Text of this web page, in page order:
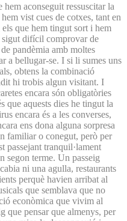
aconseguit ressuscitar la
vist cues de cotxes, tant en
que hem tingut sort i hem
sigut difícil comprovar de
pandèmia amb moltes
a bellugar-se. I si li sumes uns
obtens la combinació
hi trobis algun visitant. I
encara són obligatòries
que aquests dies he tingut la
encara és a les converses,
ens dona alguna sorpresa
familiar o conegut, però per
passejant tranquil·lament
segon terme. Un passeig
ni una agulla, restaurants
perquè havien arribat al
que semblava que no
econòmica que vivim al
que pensar que almenys, per